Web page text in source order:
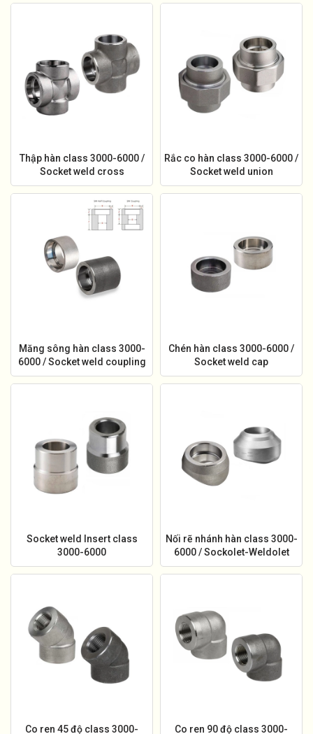
Thập hàn class 3000-6000 /
Socket weld cross
Rắc co hàn class 3000-6000 /
Socket weld union
Măng sông hàn class 3000-
6000 / Socket weld coupling
Chén hàn class 3000-6000 /
Socket weld cap
Socket weld Insert class
3000-6000
Nối rẽ nhánh hàn class 3000-
6000 / Sockolet-Weldolet
Co ren 45 độ class 3000- Co ren 90 độ class 3000-